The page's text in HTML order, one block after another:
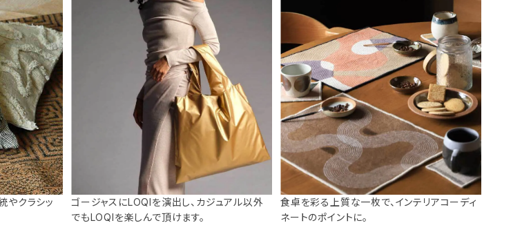
やクラシッ
ゴージャスにLOQIを演出し、カジュアル以外
でもLOQIを楽しんで頂けます。
食卓を彩る上質な一枚で、インテリアコーディ
ネートのポイントに。